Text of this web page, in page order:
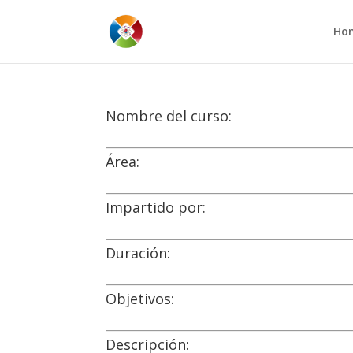
Nombre del curso:
Área:
Impartido por:
Duración:
Objetivos:
Descripción: